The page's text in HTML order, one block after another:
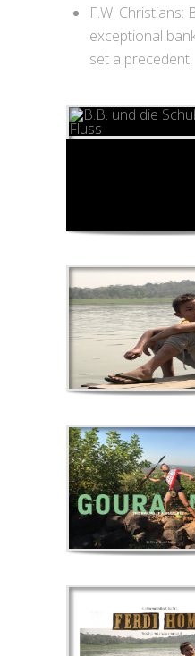
F.W. Christians:
exceptional
set a precedent.